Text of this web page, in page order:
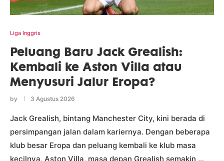
Liga Inggris
Peluang Baru Jack Grealish:
Kembali ke Aston Villa atau
Menyusuri Jalur Eropa?
by 3 Agustus 2026
Jack Grealish, bintang Manchester City, kini berada di
persimpangan jalan dalam kariernya. Dengan beberapa
klub besar Eropa dan peluang kembali ke klub masa
kecilnya, Aston Villa, masa depan Grealish semakin …